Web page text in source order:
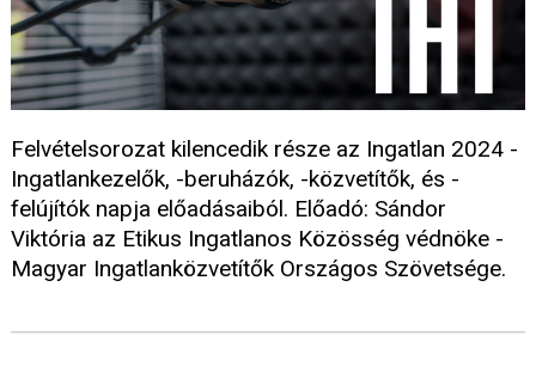
Felvételsorozat kilencedik része az Ingatlan 2024 -
Ingatlankezelők, -beruházók, -közvetítők, és -
felújítók napja előadásaiból. Előadó: Sándor
Viktória az Etikus Ingatlanos Közösség védnöke -
Magyar Ingatlanközvetítők Országos Szövetsége.